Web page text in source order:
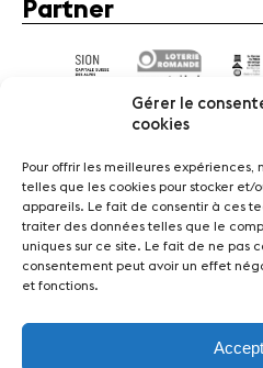
Gérer le
cookies
Pour offrir les meilleures expériences,
telles que les cookies pour stocker
appareils. Le fait de consentir à ces
traiter des données telles que le
uniques sur ce site. Le fait de ne pas
consentement peut avoir un effet
et fonctions.
Partner
NewsKonzerte
Medien